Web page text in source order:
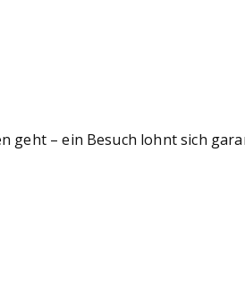
geht – ein Besuch lohnt sich